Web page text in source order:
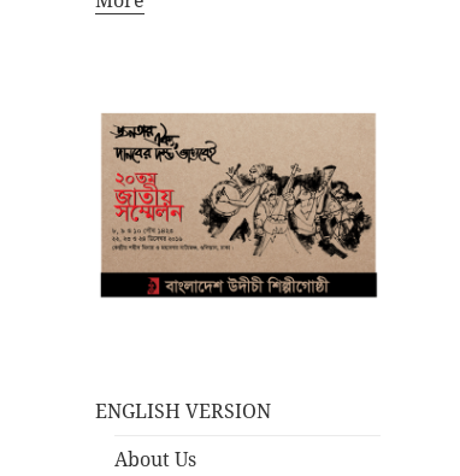
ENGLISH VERSION
About Us